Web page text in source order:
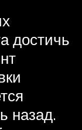
достичь
назад.